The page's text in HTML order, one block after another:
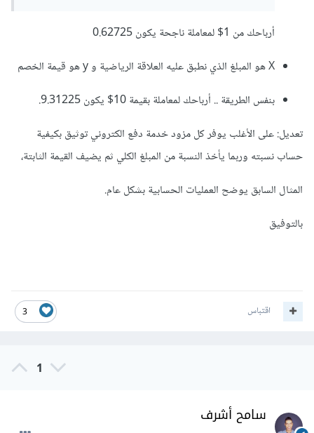
أرباحك من 1$ لمعاملة ناجحة يكون 0.62725
X هو المبلغ الذي نطبق عليه العلاقة الرياضية و y هو قيمة الخصم
بنفس الطريقة .. أرباحك لمعاملة بقيمة 10$ يكون 9.31225.
تعديل: على الأغلب يوفر كل مزود خدمة دفع الكتروني توثيق بكيفية
حساب نسبته وربما يأخذ النسبة من المبلغ الكلي ثم يضيف القيمة الثابتة،
المثال السابق يوضح العمليات الحسابية بشكل عام.
بالتوفيق
3 اقتباس
1
سامح أشرف